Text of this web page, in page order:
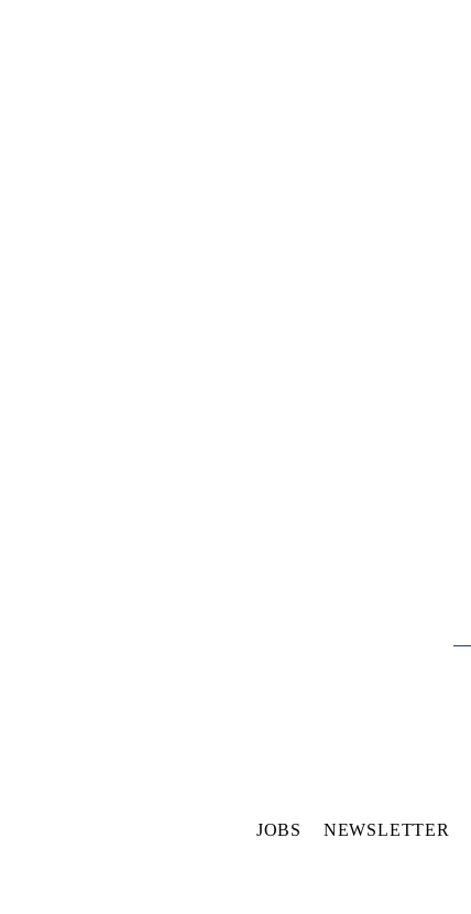
JOBS NEWSLETTER